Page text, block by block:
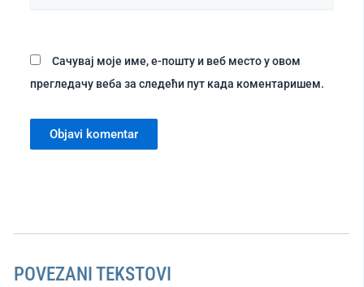
место
Сачувај моје име, е-пошту и веб место у овом
прегледачу веба за следећи пут када коментаришем.
POVEZANI TEKSTOVI